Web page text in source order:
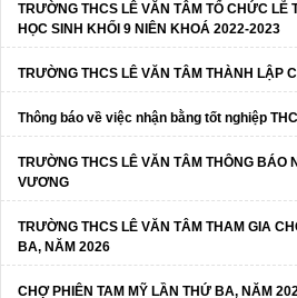
TRƯỜNG THCS LÊ VĂN TÂM TỔ CHỨC LỄ
HỌC SINH KHỐI 9 NIÊN KHOÁ 2022-2023
TRƯỜNG THCS LÊ VĂN TÂM THÀNH LẬP
Thông báo về việc nhận bằng tốt nghiệp
TRƯỜNG THCS LÊ VĂN TÂM THÔNG BÁO
VƯƠNG
TRƯỜNG THCS LÊ VĂN TÂM THAM GIA
BA, NĂM 2026
CHỢ PHIÊN TAM MỸ LẦN THỨ BA, NĂM